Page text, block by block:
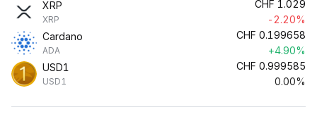
XRP
XRP
CHF 1.029
-2.20%
Cardano
ADA
CHF 0.199658
+4.90%
USD1
USD1
CHF 0.999585
0.00%